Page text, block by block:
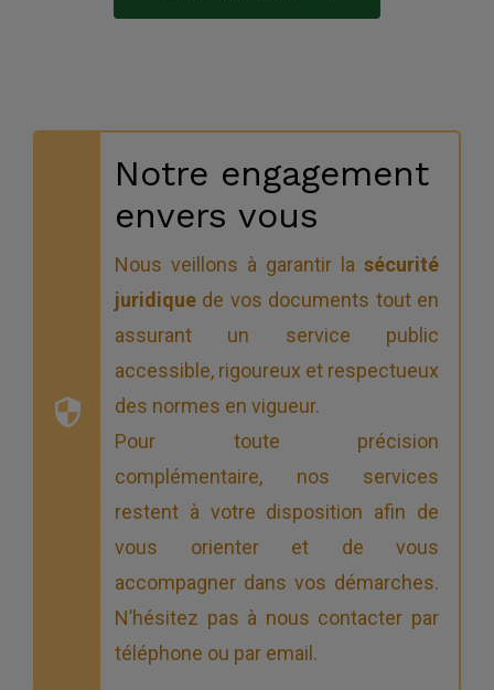
Notre engagement
envers vous
Nous veillons à garantir la sécurité
juridique de vos documents tout en
assurant un service public
accessible, rigoureux et respectueux
des normes en vigueur.
Pour toute précision
complémentaire, nos services
restent à votre disposition afin de
vous orienter et de vous
accompagner dans vos démarches.
N’hésitez pas à nous contacter par
téléphone ou par email.